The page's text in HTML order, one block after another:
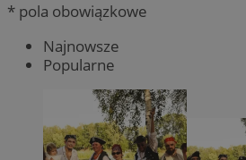
* pola obowiązkowe
Najnowsze
Popularne